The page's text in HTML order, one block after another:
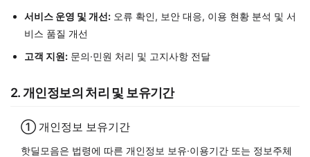
서비스 운영 및 개선: 오류 확인, 보안 대응, 이용 현황 분석 및 서
비스 품질 개선
고객 지원: 문의·민원 처리 및 고지사항 전달
2. 개인정보의 처리 및 보유기간
① 개인정보 보유기간
핫딜모음은 법령에 따른 개인정보 보유·이용기간 또는 정보주체